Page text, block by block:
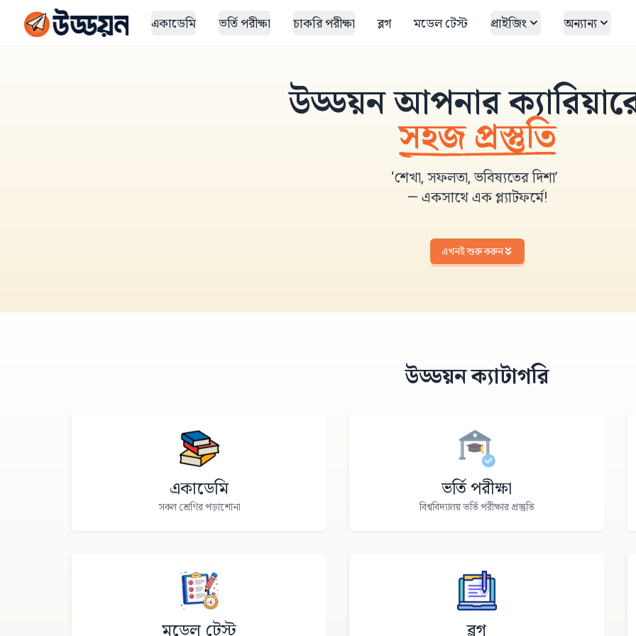
একাডেমি ভর্তি পরীক্ষা চাকরি পরীক্ষা ব্লগ মডেল টেস্ট প্রাইজিং অন্যান্য
উড্ডয়ন আপনার
সহজ প্রস্তুতি
‘শেখা, সফলতা, ভবিষ্যতের দিশা’
— একসাথে এক প্ল্যাটফর্মে!
এখনই শুরু করুন
উড্ডয়ন ক্যাটাগরি
একাডেমি
সকল শ্রেণির পড়াশোনা
ভর্তি পরীক্ষা
বিশ্ববিদ্যালয় ভর্তি পরীক্ষার প্রস্তুতি
মডেল টেস্ট ব্লগ